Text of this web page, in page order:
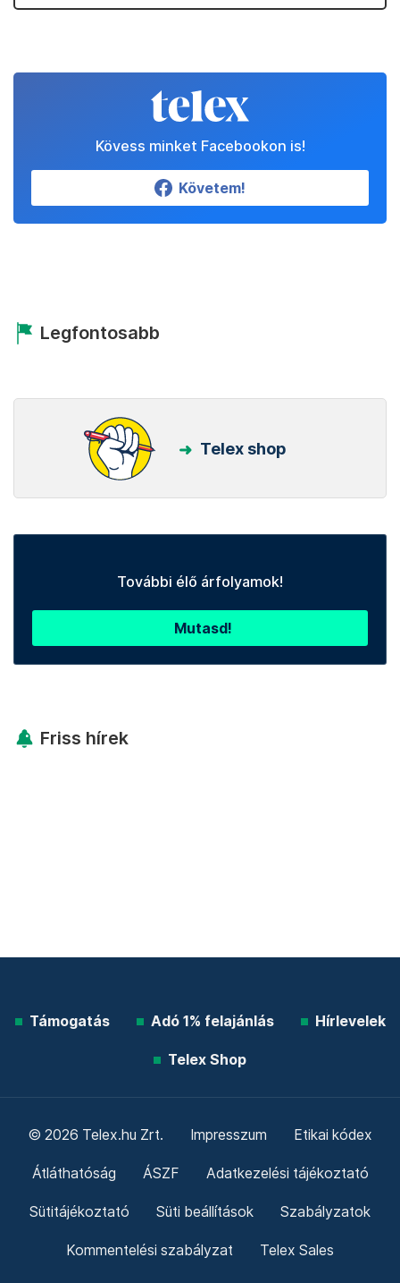
Kövess minket Facebookon is!
Követem!
Legfontosabb
Telex shop
További élő árfolyamok!
Mutasd!
Friss hírek
Támogatás Adó 1% felajánlás Hírlevelek
Telex Shop
© 2026 Telex.hu Zrt. Impresszum Etikai kódex
Átláthatóság ÁSZF Adatkezelési tájékoztató
Sütitájékoztató Süti beállítások Szabályzatok
Kommentelési szabályzat Telex Sales